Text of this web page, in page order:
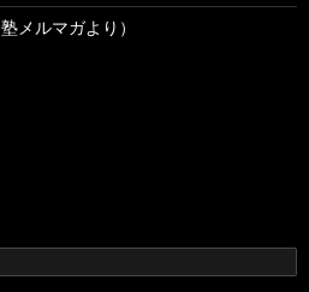
メルマガより）